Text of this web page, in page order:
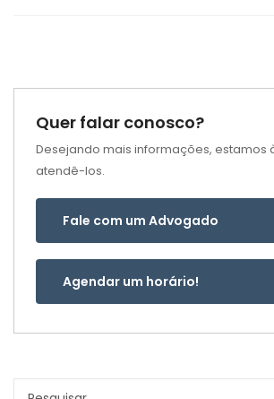
Quer falar conosco?
Desejando mais informações, estamos
atendê-los.
Fale com um Advogado
Agendar um horário!
Pesquisar